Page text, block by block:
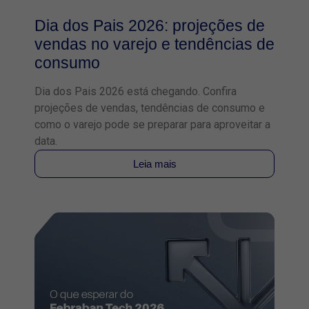
Dia dos Pais 2026: projeções de
vendas no varejo e tendências de
consumo
Dia dos Pais 2026 está chegando. Confira
projeções de vendas, tendências de consumo e
como o varejo pode se preparar para aproveitar a
data.
Leia mais